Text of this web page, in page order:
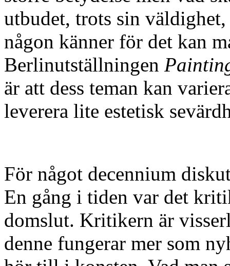
utbudet, trots sin
någon känner för det kan
Berlinutställningen
är att dess teman kan
leverera lite estetisk
För något decennium
En gång i tiden var det
domslut. Kritikern är
denne fungerar mer som